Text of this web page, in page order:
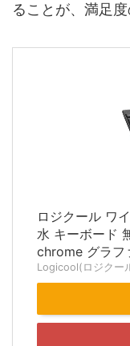
ることが、満足
ロジクール ワ
水 キーボード
chrome グラフ
Logicool(ロジクー